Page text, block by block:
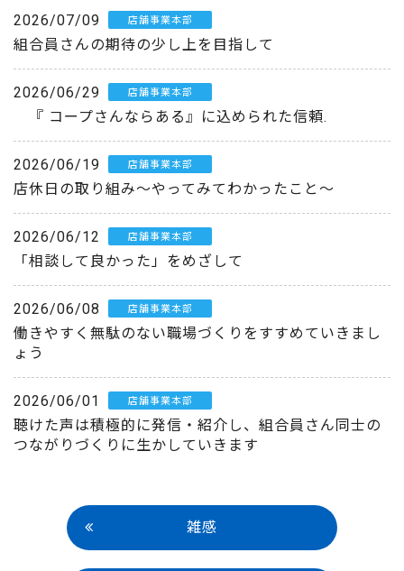
2026/07/09 店舗事業本部
組合員さんの期待の少し上を目指して
2026/06/29 店舗事業本部
『 コープさんならある』に込められた信頼.
2026/06/19 店舗事業本部
店休日の取り組み～やってみてわかったこと～
2026/06/12 店舗事業本部
「相談して良かった」をめざして
2026/06/08 店舗事業本部
働きやすく無駄のない職場づくりをすすめていきまし
ょう
2026/06/01 店舗事業本部
聴けた声は積極的に発信・紹介し、組合員さん同士の
つながりづくりに生かしていきます
雑感